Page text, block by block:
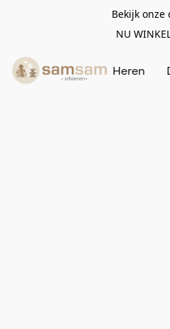
Bekijk onze
NU
Heren